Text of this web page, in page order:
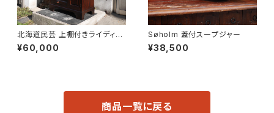
北海道民芸 上棚付きライディン
グビューロー
¥60,000
Søholm 蓋付スープジャー
¥38,500
商品一覧に戻る